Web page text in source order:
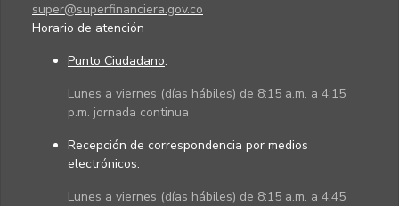
super@superfinanciera.gov.co
Horario de atención
Punto Ciudadano:
Lunes a viernes (días hábiles) de 8:15 a.m. a 4:15
p.m. jornada continua
Recepción de correspondencia por medios
electrónicos:
Lunes a viernes (días hábiles) de 8:15 a.m. a 4:45